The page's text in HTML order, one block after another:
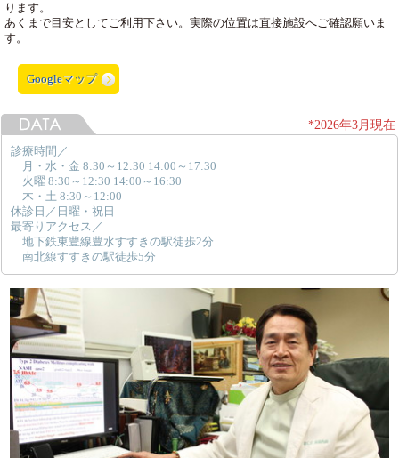
ります。
あくまで目安としてご利用下さい。実際の位置は直接施設へご確認願いま
す。
Googleマップ
*2026年3月現在
診療時間／
月・水・金 8:30～12:30 14:00～17:30
火曜 8:30～12:30 14:00～16:30
木・土 8:30～12:00
休診日／日曜・祝日
最寄りアクセス／
地下鉄東豊線豊水すすきの駅徒歩2分
南北線すすきの駅徒歩5分